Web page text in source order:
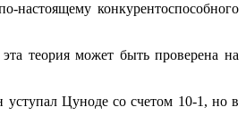
настоящему конкурентоспособного
теория может быть проверена на
Цуноде со счетом 10-1, но в